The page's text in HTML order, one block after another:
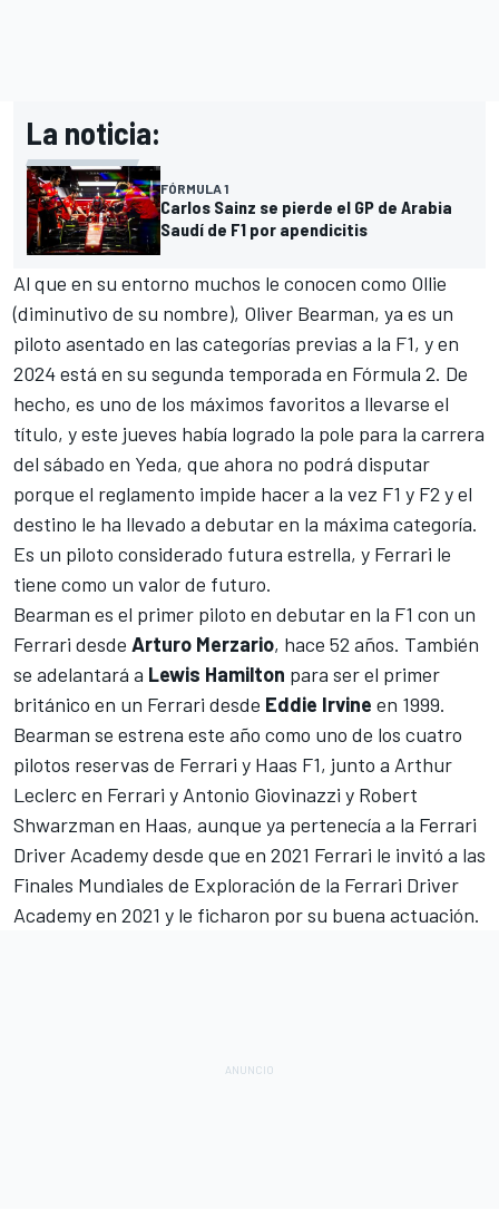
La noticia:
FÓRMULA 1
Carlos Sainz se pierde el GP de Arabia
Saudí de F1 por apendicitis
Al que en su entorno muchos le conocen como Ollie
(diminutivo de su nombre), Oliver Bearman, ya es un
piloto asentado en las categorías previas a la F1, y en
2024 está en su segunda temporada en Fórmula 2. De
hecho, es uno de los máximos favoritos a llevarse el
título, yeste jueves había logrado la pole para la carrera
del sábado en Yeda, que ahora no podrá disputar
porque el reglamento impide hacer a la vez F1 y F2 y el
destino le ha llevado a debutar en la máxima categoría.
Es un piloto considerado futura estrella, y Ferrari le
tiene como un valor de futuro.
Bearman es el primer piloto en debutar en la F1 con un
Ferrari desde Arturo Merzario, hace 52 años. También
se adelantará a Lewis Hamilton para ser el primer
británico en un Ferrari desde Eddie Irvine en 1999.
Bearman se estrena este año como uno de los cuatro
pilotos reservas de Ferrari y Haas F1, junto a Arthur
Leclerc en Ferrari y Antonio Giovinazzi y Robert
Shwarzman en Haas, aunque ya pertenecía a la Ferrari
Driver Academy desde que en 2021 Ferrari le invitó a las
Finales Mundiales de Exploración de la Ferrari Driver
Academy en 2021 y le ficharon por su buena actuación.